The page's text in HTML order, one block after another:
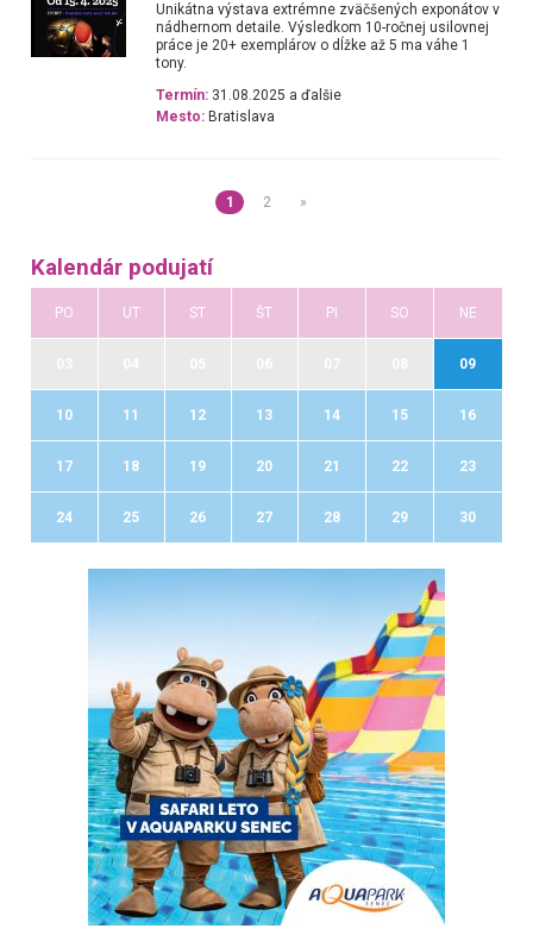
Unikátna výstava extrémne zväčšených exponátov v
nádhernom detaile. Výsledkom 10-ročnej usilovnej
práce je 20+ exemplárov o dĺžke až 5 ma váhe 1
tony.
Termín: 31.08.2025 a ďalšie
Mesto: Bratislava
1 2 »
Kalendár podujatí
PO UT ST ŠT PI SO NE
09
10 11 12 13 14 15 16
17 18 19 20 21 22 23
24 25 26 27 28 29 30